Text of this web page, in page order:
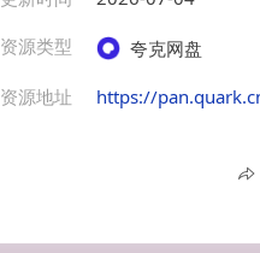
资源类型
夸克网盘
资源地址
https://